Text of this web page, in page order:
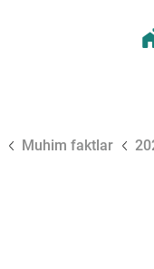
Muhim faktlar